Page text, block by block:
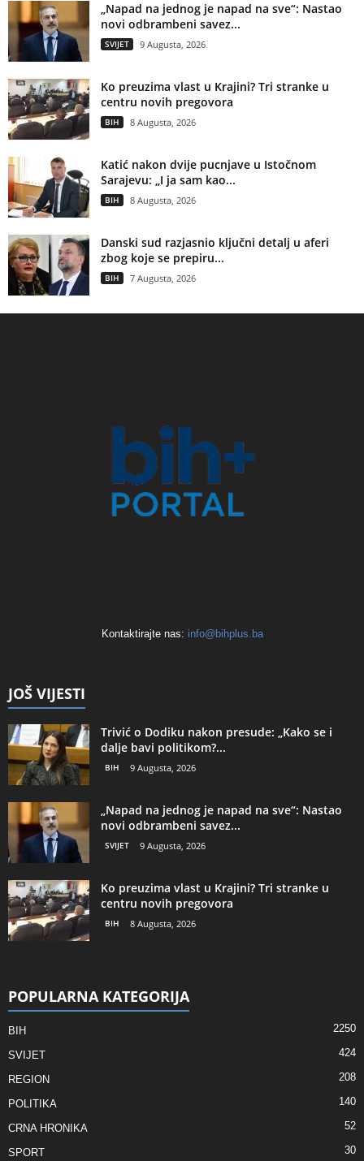
„Napad na jednog je napad na sve“: Nastao
novi odbrambeni savez...
SVIJET 9 Augusta, 2026
Ko preuzima vlast u Krajini? Tri stranke u
centru novih pregovora
BIH 8 Augusta, 2026
Katić nakon dvije pucnjave u Istočnom
Sarajevu: „I ja sam kao...
BIH 8 Augusta, 2026
Danski sud razjasnio ključni detalj u aferi
zbog koje se prepiru...
BIH 7 Augusta, 2026
Kontaktirajte nas: info@bihplus.ba
JOŠ VIJESTI
Trivić o Dodiku nakon presude: „Kako se i
dalje bavi politikom?...
BIH 9 Augusta, 2026
„Napad na jednog je napad na sve“: Nastao
novi odbrambeni savez...
SVIJET 9 Augusta, 2026
Ko preuzima vlast u Krajini? Tri stranke u
centru novih pregovora
BIH 8 Augusta, 2026
POPULARNA KATEGORIJA
BIH 2250
SVIJET 424
REGION 208
POLITIKA 140
CRNA HRONIKA 52
SPORT 30